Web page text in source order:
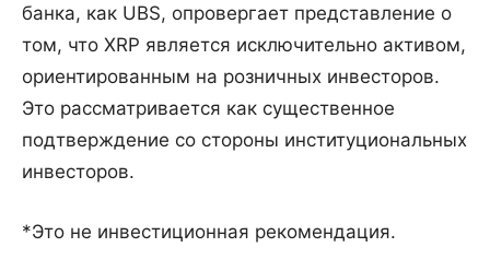
банка, как UBS, опровергает представление о
том, что XRP является исключительно активом,
ориентированным на розничных инвесторов.
Это рассматривается как существенное
подтверждение со стороны институциональных
инвесторов.
*Это не инвестиционная рекомендация.